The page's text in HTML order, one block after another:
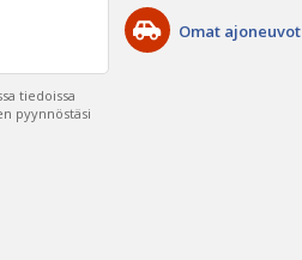
tiedoissa
pyynnöstäsi
Omat ajoneuvot